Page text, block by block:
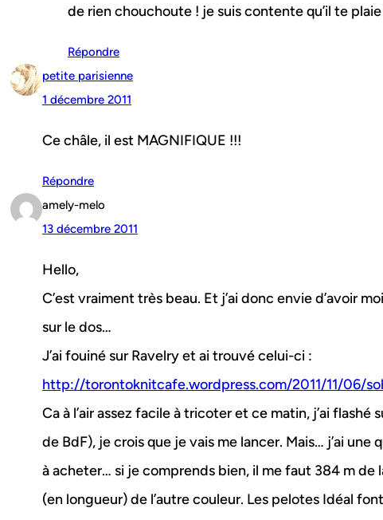
de rien chouchoute ! je suis contente qu’il te
Répondre
petite parisienne
1 décembre 2011
Ce châle, il est MAGNIFIQUE !!!
Répondre
amely-melo
13 décembre 2011
Hello,
C’est vraiment très beau. Et j’ai donc envie d’avoir
sur le dos…
J’ai fouiné sur Ravelry et ai trouvé celui-ci :
http://torontoknitcafe.wordpress.com/2011/11/06/
Ca à l’air assez facile à tricoter et ce matin, j’ai
de BdF), je crois que je vais me lancer. Mais… j’ai
à acheter… si je comprends bien, il me faut 384 m de
(en longueur) de l’autre couleur. Les pelotes Idéal